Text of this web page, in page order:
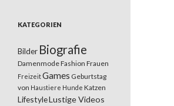
KATEGORIEN
Bilder Biografie
DamenmodeFashion Frauen
FreizeitGames Geburtstag
von Haustiere Hunde Katzen
LifestyleLustige Videos